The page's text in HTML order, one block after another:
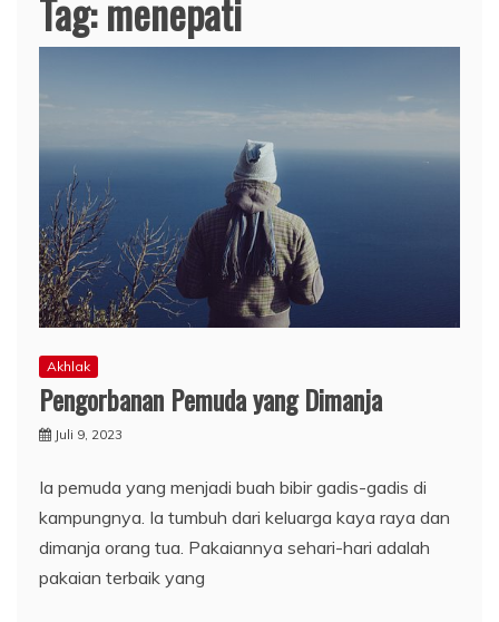
Tag:menepati
Akhlak
Pengorbanan Pemuda yang Dimanja
Juli 9, 2023
Ia pemuda yang menjadi buah bibir gadis-gadis di
kampungnya. Ia tumbuh dari keluarga kaya raya dan
dimanja orang tua. Pakaiannya sehari-hari adalah
pakaian terbaik yang